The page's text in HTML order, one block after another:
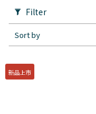
Filter
Sort by
新品上市